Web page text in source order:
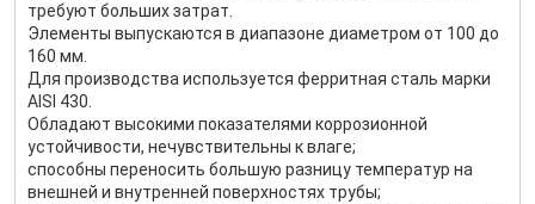
требуют больших затрат.
Элементы выпускаются в диапазоне диаметром от 100 до
160 мм.
Для производства используется ферритная сталь марки
AISI 430.
Обладают высокими показателями коррозионной
устойчивости, нечувствительны к влаге;
способны переносить большую разницу температур на
внешней и внутренней поверхностях трубы;